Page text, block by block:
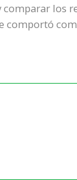
los